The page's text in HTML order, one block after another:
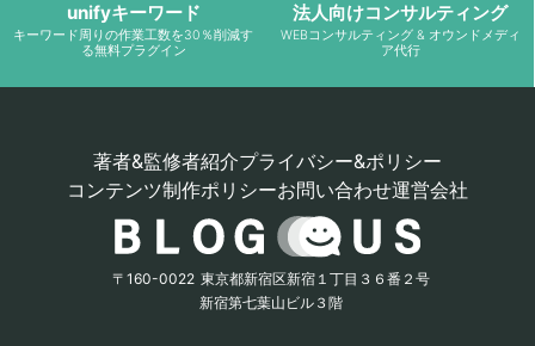
unifyキーワード
キーワード周りの作業工数を30％削減す
る無料プラグイン
法人向けコンサルティング
WEBコンサルティング & オウンドメディ
ア代行
〒160-0022 東京都新宿区新宿１丁目３６番２号
新宿第七葉山ビル３階
著者&監修者紹介プライバシー&ポリシー
コンテンツ制作ポリシーお問い合わせ運営会社